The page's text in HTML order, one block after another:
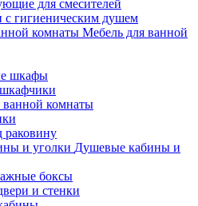
для смесителей
с гигиеническим душем
Мебель для ванной
шкафы
комнаты
Душевые кабины и
боксы
и стенки